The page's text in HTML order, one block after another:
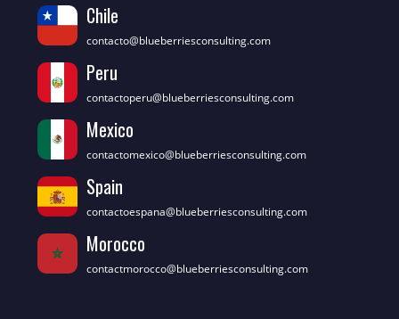
Chile
contacto@blueberriesconsulting.com
Peru
contactoperu@blueberriesconsulting.com
Mexico
contactomexico@blueberriesconsulting.com
Spain
contactoespana@blueberriesconsulting.com
Morocco
contactmorocco@blueberriesconsulting.com